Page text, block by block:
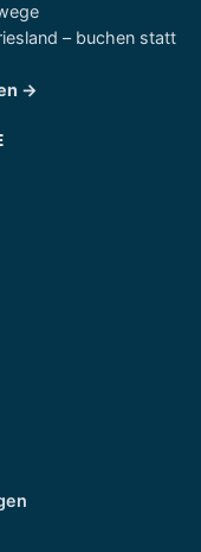
– buchen statt
→